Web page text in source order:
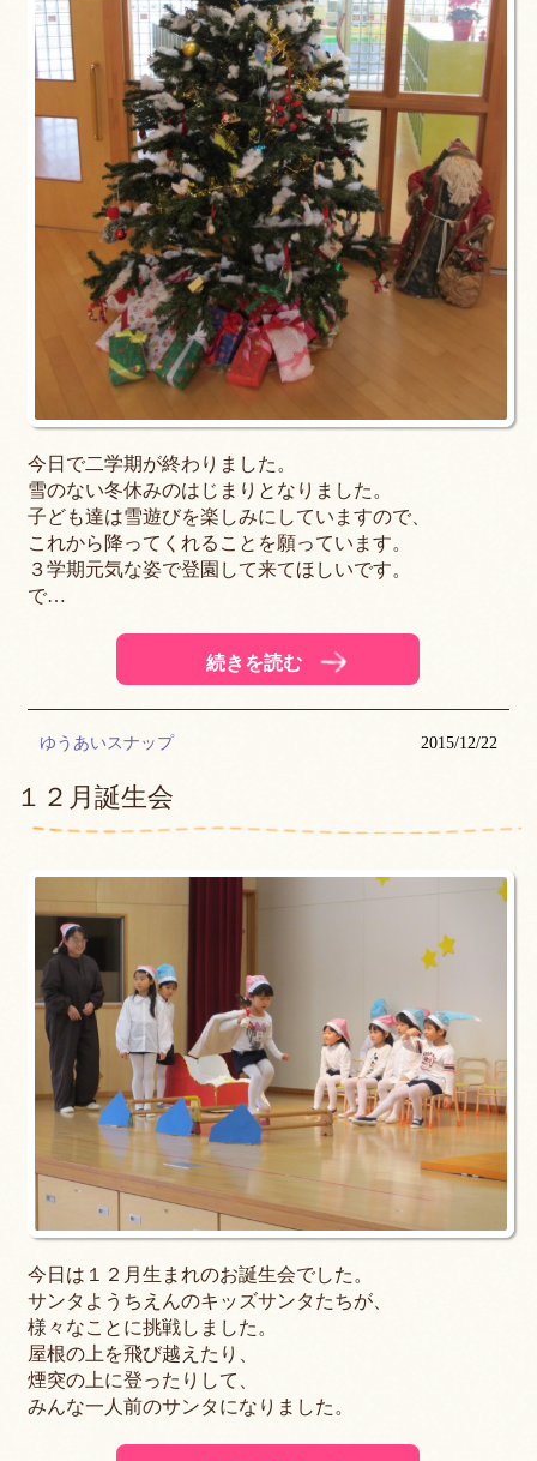
今日で二学期が終わりました。
雪のない冬休みのはじまりとなりました。
子ども達は雪遊びを楽しみにしていますので、
これから降ってくれることを願っています。
３学期元気な姿で登園して来てほしいです。
で…
続きを読む
ゆうあいスナップ 2015/12/22
１２月誕生会
今日は１２月生まれのお誕生会でした。
サンタようちえんのキッズサンタたちが、
様々なことに挑戦しました。
屋根の上を飛び越えたり、
煙突の上に登ったりして、
みんな一人前のサンタになりました。